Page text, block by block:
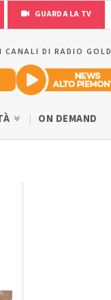
GUARDA LA TV
CANALI DI RADIO GOLD
ON DEMAND